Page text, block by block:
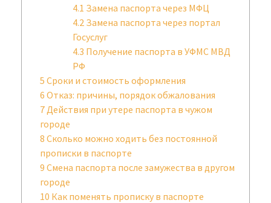
4.1 Замена паспорта через МФЦ
4.2 Замена паспорта через портал
Госуслуг
4.3 Получение паспорта в УФМС МВД
РФ
5 Сроки и стоимость оформления
6 Отказ: причины, порядок обжалования
7 Действия при утере паспорта в чужом
городе
8 Сколько можно ходить без постоянной
прописки в паспорте
9 Смена паспорта после замужества в другом
городе
10 Как поменять прописку в паспорте